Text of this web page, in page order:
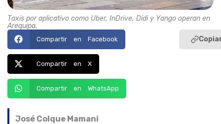
Taxis por aplicativo como Uber, InDrive, Didi y Yango operan en
Arequipa.
Compartir en Facebook
Compartir en X
Compartir en WhatsApp
José Colque Mamani